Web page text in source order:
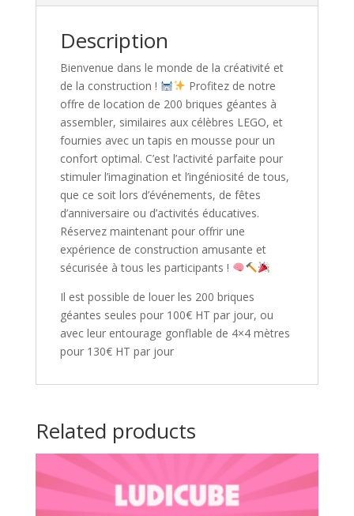
Description
Bienvenue dans le monde de la créativité et
de la construction !
Profitez de notre
offre de location de 200 briques géantes à
assembler, similaires aux célèbres LEGO, et
fournies avec un tapis en mousse pour un
confort optimal. C’est l’activité parfaite pour
stimuler l’imagination et l’ingéniosité de tous,
que ce soit lors d’événements, de fêtes
d’anniversaire ou d’activités éducatives.
Réservez maintenant pour offrir une
expérience de construction amusante et
sécurisée à tous les participants !
Il est possible de louer les 200 briques
géantes seules pour 100€ HT par jour, ou
avec leur entourage gonflable de 4×4 mètres
pour 130€ HT par jour
Related products